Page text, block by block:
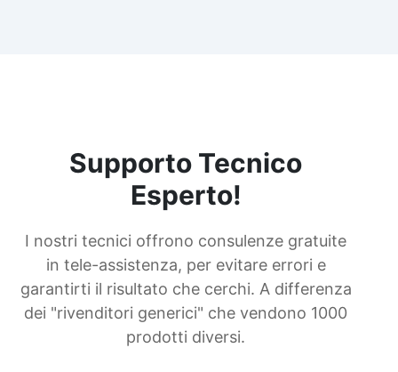
Supporto Tecnico
Esperto!
I nostri tecnici offrono consulenze gratuite
in tele-assistenza, per evitare errori e
garantirti il risultato che cerchi. A differenza
dei "rivenditori generici" che vendono 1000
prodotti diversi.